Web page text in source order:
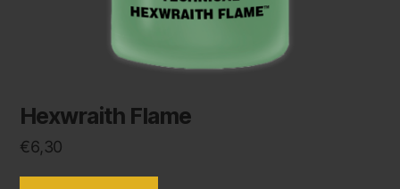
Hexwraith Flame
€6,30